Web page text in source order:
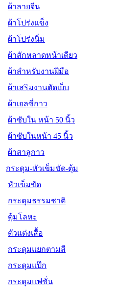
ผ้าลายจีน
ผ้าโปร่งแข็ง
ผ้าโปร่งนิ่ม
ผ้าสักหลาดหน้าเดียว
ผ้าสำหรับงานฝีมือ
ผ้าเสริมงานตัดเย็บ
ผ้าเยลซี่กาว
ผ้าซับใน หน้า 50 นิ้ว
ผ้าซับในหน้า 45 นิ้ว
ผ้าสาลูกาว
กระดุม-หัวเข็มขัด-ตุ้ม
หัวเข็มขัด
กระดุมธรรมชาติ
ตุ้มโลหะ
ตัวแต่งเสื้อ
กระดุมแยกตามสี
กระดุมแป๊ก
กระดุมแฟชั่น